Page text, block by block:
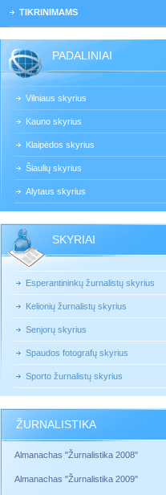
TIKRINIMAMS
PADALINIAI
Vilniaus skyrius
Kauno skyrius
Klaipėdos skyrius
Šiaulių skyrius
Alytaus skyrius
SKYRIAI
Esperantininkų žurnalistų skyrius
Kelionių žurnalistų skyrius
Senjorų skyrius
Spaudos fotografų skyrius
Sporto žurnalistų skyrius
ŽURNALISTIKA
Almanachas "Žurnalistika 2008"
Almanachas "Žurnalistika 2009"